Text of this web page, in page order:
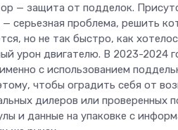
— защита от подделок.
серьезная проблема, решить
но не так быстро, как
урон двигателю. В 2023-2024
с использованием
чтобы оградить себя от
дилеров или проверенных
и данные на упаковке с